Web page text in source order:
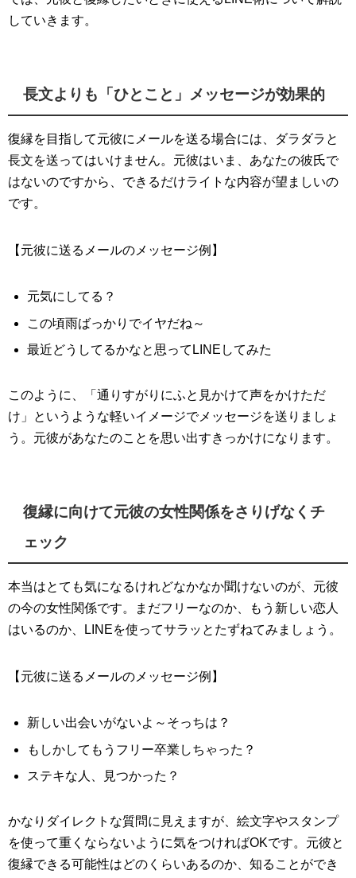
していきます。
長文よりも「ひとこと」メッセージが効果的
復縁を目指して元彼にメールを送る場合には、ダラダラと
長文を送ってはいけません。元彼はいま、あなたの彼氏で
はないのですから、できるだけライトな内容が望ましいの
です。
【元彼に送るメールのメッセージ例】
元気にしてる？
この頃雨ばっかりでイヤだね～
最近どうしてるかなと思ってLINEしてみた
このように、「通りすがりにふと見かけて声をかけただ
け」というような軽いイメージでメッセージを送りましょ
う。元彼があなたのことを思い出すきっかけになります。
復縁に向けて元彼の女性関係をさりげなくチ
ェック
本当はとても気になるけれどなかなか聞けないのが、元彼
の今の女性関係です。まだフリーなのか、もう新しい恋人
はいるのか、LINEを使ってサラッとたずねてみましょう。
【元彼に送るメールのメッセージ例】
新しい出会いがないよ～そっちは？
もしかしてもうフリー卒業しちゃった？
ステキな人、見つかった？
かなりダイレクトな質問に見えますが、絵文字やスタンプ
を使って重くならないように気をつければOKです。元彼と
復縁できる可能性はどのくらいあるのか、知ることができ